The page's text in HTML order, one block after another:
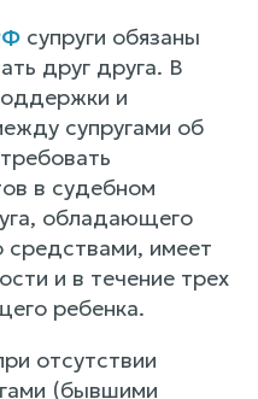
супруги обязаны
друг друга. В
и
супругами об
в судебном
обладающего
имеет
и в течение трех
ребенка.
отсутствии
(бывшими